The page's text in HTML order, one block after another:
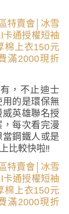
，不止迪士
的是環保無
英雄聯名授
每次看完漫
鋼鐵人或是
比較快啦!!